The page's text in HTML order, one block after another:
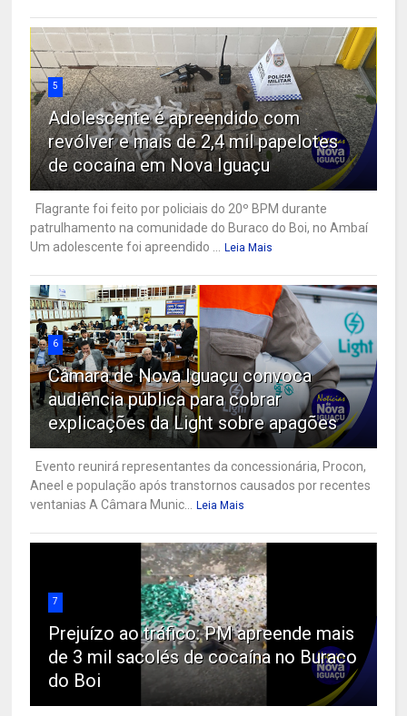
5
Adolescente é apreendido com
revólver e mais de 2,4 mil papelotes
de cocaína em Nova Iguaçu
Flagrante foi feito por policiais do 20º BPM durante
patrulhamento na comunidade do Buraco do Boi, no Ambaí
Um adolescente foi apreendido ... Leia Mais
6
Câmara de Nova Iguaçu convoca
audiência pública para cobrar
explicações da Light sobre apagões
Evento reunirá representantes da concessionária, Procon,
Aneel e população após transtornos causados por recentes
ventanias A Câmara Munic... Leia Mais
7
Prejuízo ao tráfico: PM apreende mais
de 3 mil sacolés de cocaína no Buraco
do Boi